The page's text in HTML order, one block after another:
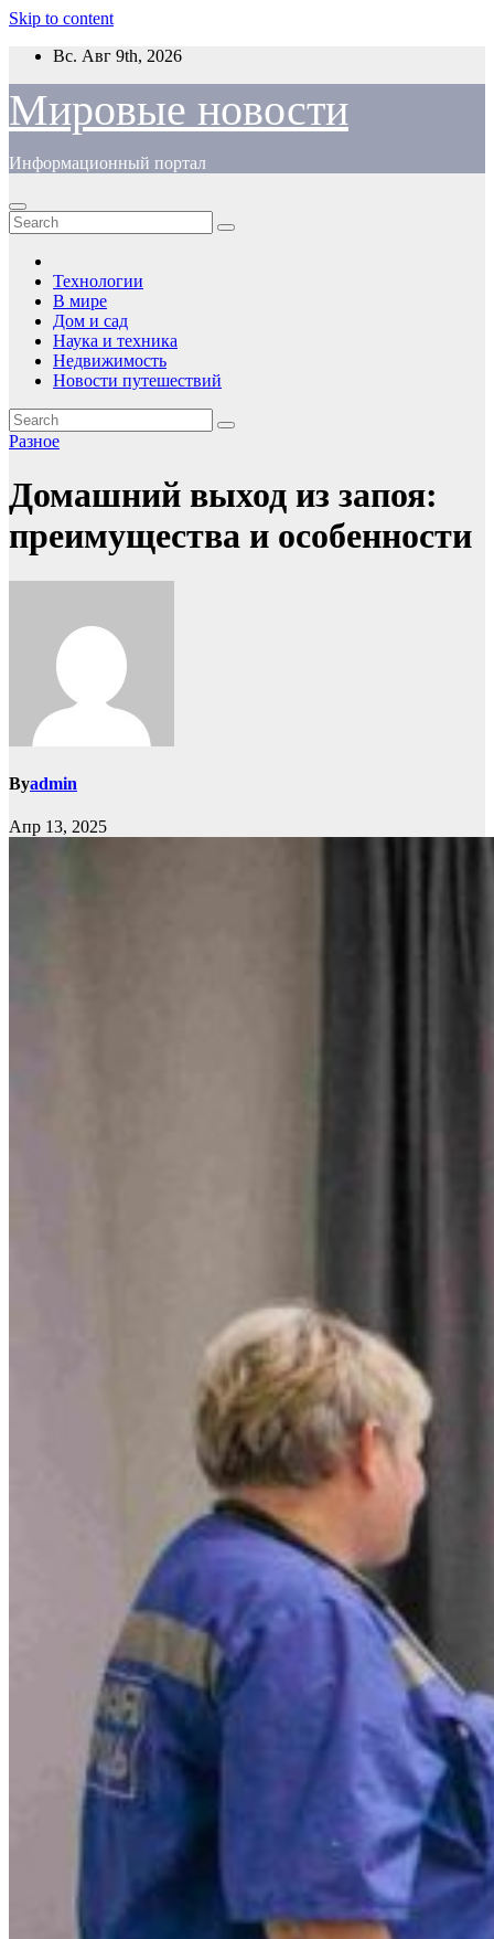
Skip to content
Вс. Авг 9th, 2026
Мировые новости
Информационный портал
Технологии
В мире
Дом и сад
Наука и техника
Недвижимость
Новости путешествий
Разное
Домашний выход из запоя:
преимущества и особенности
Byadmin
Апр 13, 2025